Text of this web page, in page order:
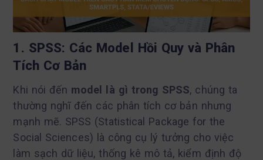
1. SPSS: Các Model Hồi Quy và Phân
Tích Cơ Bản
Khi nói đến model là gì trong SPSS, chúng ta
thường nghĩ đến các phân tích cơ bản nhưng
mạnh mẽ. SPSS (Statistical Package for the
Social Sciences) là công cụ lý tưởng cho việc
làm sạch dữ liệu, thống kê mô tả, kiểm định độ